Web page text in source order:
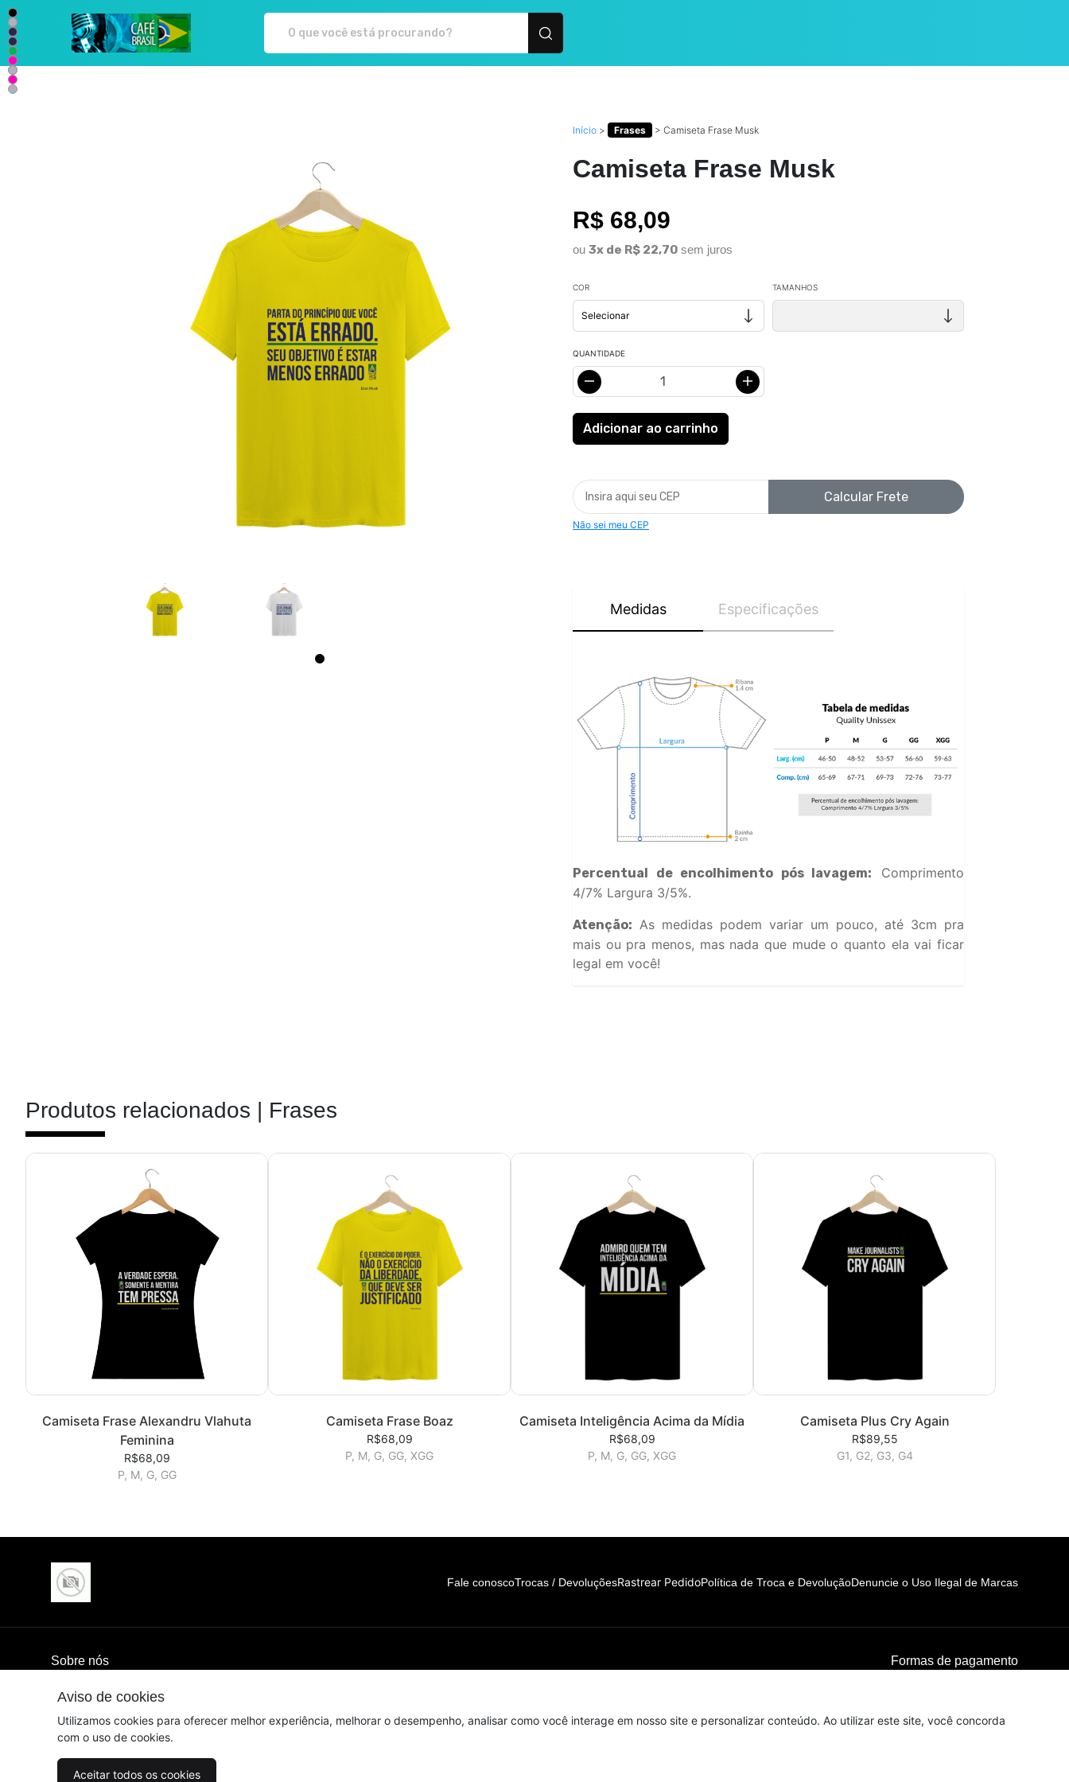
Início > Frases > Camiseta Frase Musk
Camiseta Frase Musk
R$ 68,09
ou 3x de R$ 22,70 sem juros
COR TAMANHOS
QUANTIDADE
Calcular Frete
Não sei meu CEP
Medidas Especificações
Percentual de encolhimento pós lavagem:
Comprimento
4/7% Largura 3/5%.
Atenção: As medidas podem variar um pouco, até 3cm pra
mais ou pra menos, mas nada que mude o quanto ela vai ficar
legal em você!
Produtos relacionados | Frases
Camiseta Frase Alexandru Vlahuta
Feminina
R$68,09
P, M, G, GG
Camiseta Frase Boaz
R$68,09
P, M, G, GG, XGG
Camiseta Inteligência Acima da Mídia
R$68,09
P, M, G, GG, XGG
Camiseta Plus Cry Again
R$89,55
G1, G2, G3, G4
Aviso de cookies
Utilizamos cookies para oferecer melhor experiência, melhorar o desempenho, analisar como você interage em nosso site e personalizar conteúdo. Ao utilizar este site, você concorda
com o uso de cookies.
Aceitar todos os cookies
Fale conoscoTrocas / DevoluçõesRastrear PedidoPolítica de Troca e DevoluçãoDenuncie o Uso Ilegal de Marcas
Sobre nós
© Dados do vendedor: CNPJ 05.809.981/0001-36
Formas de pagamento
Acompanhe-nos: